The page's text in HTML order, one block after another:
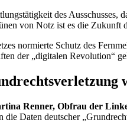
des Ausschusses,
von Notz ist es die
normierte Schutz des
der „digitalen Revolution“
Renner, Obfrau der
Daten deutscher